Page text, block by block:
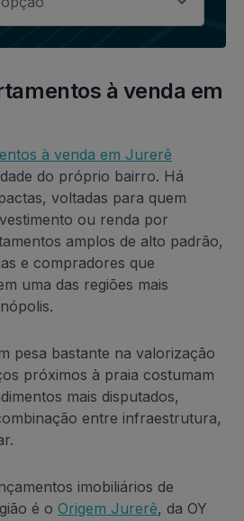
à venda em
à venda em Jurerê
do próprio bairro. Há
voltadas para quem
ou renda por
amplos de alto padrão,
e compradores que
uma das regiões mais
pesa bastante na valorização
próximos à praia costumam
mais disputados,
entre infraestrutura,
imobiliários de
é o Origem Jurerê, da OY